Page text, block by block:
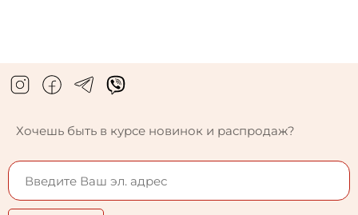
Хочешь быть в курсе новинок и распродаж?